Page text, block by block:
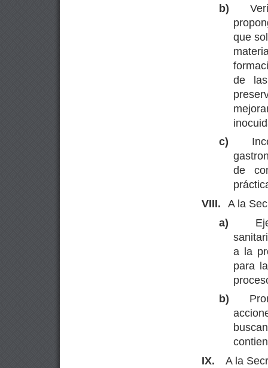
b)
que
de
c)
de
VIII.
A la
a)
a la
para
b)
IX.
A la